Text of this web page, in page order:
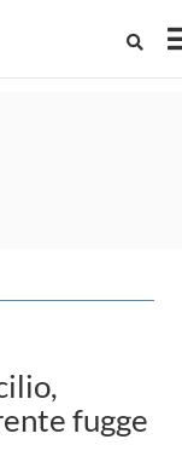
fugge